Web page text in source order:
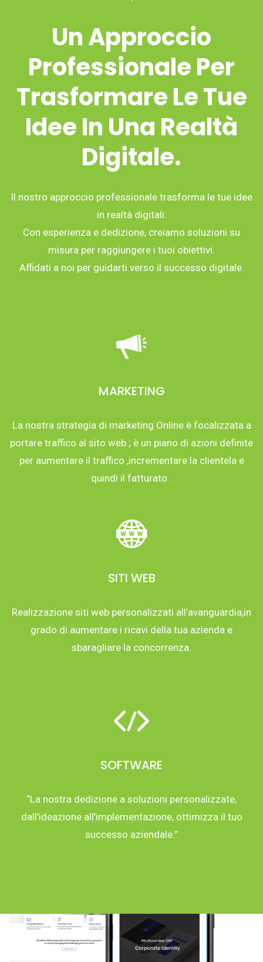
Un Approccio
Professionale Per
Trasformare Le Tue
Idee In Una Realtà
Digitale.
Il nostro approccio professionale trasforma le tue idee
in realtà digitali.
Con esperienza e dedizione, creiamo soluzioni su
misura per raggiungere i tuoi obiettivi.
Affidati a noi per guidarti verso il successo digitale.
MARKETING
La nostra strategia di marketing Online è focalizzata a
portare traffico al sito web ; è un piano di azioni definite
per aumentare il traffico ,incrementare la clientela e
quindi il fatturato .
SITI WEB
Realizzazione siti web personalizzati all’avanguardia,in
grado di aumentare i ricavi della tua azienda e
sbaragliare la concorrenza.
SOFTWARE
“La nostra dedizione a soluzioni personalizzate,
dall’ideazione all’implementazione, ottimizza il tuo
successo aziendale.”